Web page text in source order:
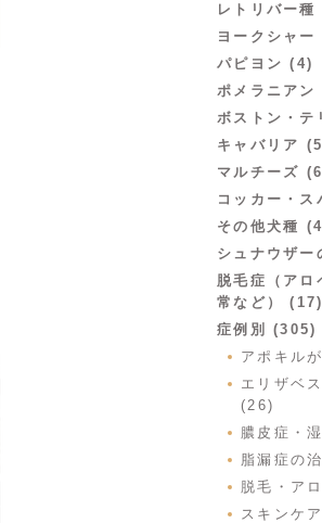
レトリバー種
ヨークシャ
パピヨン (4)
ポメラニア
ボストン・テ
キャバリア
マルチーズ
コッカー・
その他犬種
シュナウザ
脱毛症（アロ
常など） (17)
症例別 (305)
アポキル
エリザベ
(26)
膿皮症・
脂漏症の
脱毛・ア
スキンケ